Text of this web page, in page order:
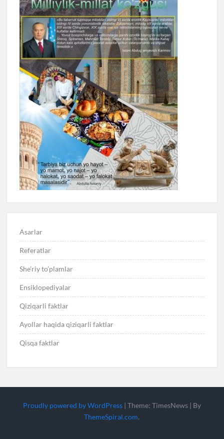
Asarlar
Referatlar
She’riy to’plamlar
Ensiklopediyalar
Qiziqarli faktlar
Ayollar haqida qiziqarli faktlar
Qisqa faktlar
Proudly powered by WordPress | Theme: TimesNews | By
ThemeSpiral.com.